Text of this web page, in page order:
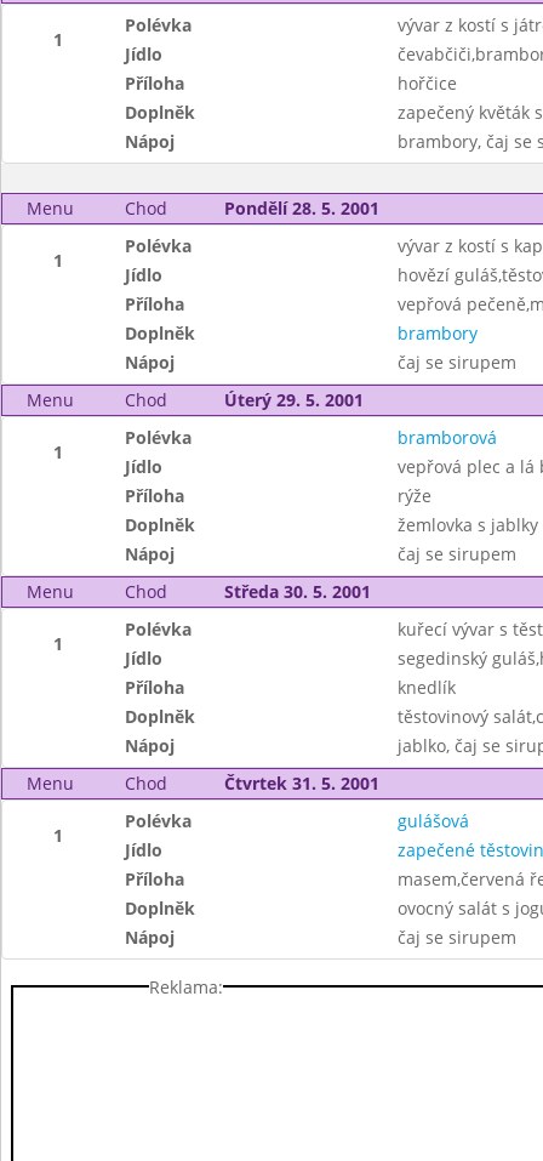
1
Polévka
vývar z kostí s
Jídlo
Příloha
hořčice
Doplněk
zapečený květák
Nápoj
brambory, čaj se
Menu Chod Pondělí 28. 5. 2001
1
Polévka
vývar z kostí s
Jídlo
hovězí
Příloha
vepřová
Doplněk
brambory
Nápoj
čaj se sirupem
Menu
Chod Úterý 29. 5. 2001
1
Polévka
bramborová
Jídlo
vepřová plec a lá
Příloha
rýže
Doplněk
žemlovka s
Nápoj
čaj se sirupem
Menu
Chod Středa 30. 5. 2001
1
Polévka
kuřecí vývar s
Jídlo
segedinský
Příloha
knedlík
Doplněk
těstovinový
Nápoj
jablko, čaj se
Menu
Chod Čtvrtek 31. 5. 2001
1
Polévka
gulášová
Jídlo
zapečené
Příloha
masem,červená
Doplněk
ovocný salát s
Nápoj
čaj se sirupem
Reklama: